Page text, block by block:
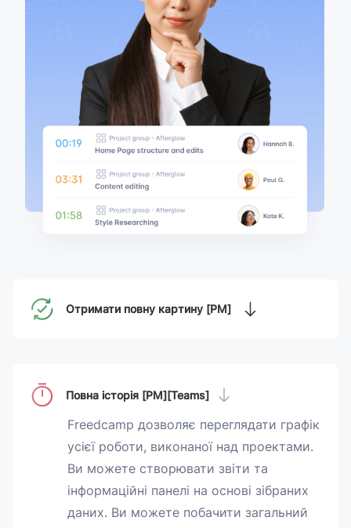
Отримати повну картину [PM]
Повна історія [PM][Teams]
Freedcamp дозволяє переглядати графік
усієї роботи, виконаної над проектами.
Ви можете створювати звіти та
інформаційні панелі на основі зібраних
даних. Ви можете побачити загальний